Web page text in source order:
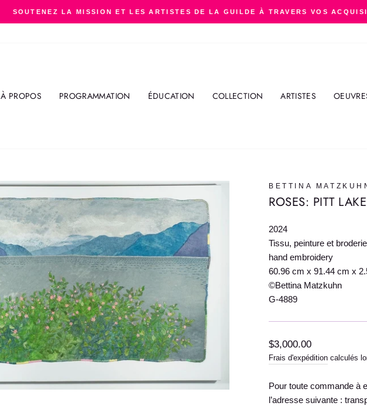
Diaporama
SOUTENEZ LA MISSION ET LES ARTISTES DE LA GUILDE À TRAVERS VOS
À PROPOS PROGRAMMATION ÉDUCATION COLLECTION ARTISTES
BETTINA
ROSES: PITT LAKE
2024
Tissu, peinture et
hand embroidery
60.96 cm x 91.44 cm x
©Bettina Matzkuhn
G-4889
Prix
régulier
$3,000.00
Frais d'expédition calculés
Pour toute commande à
l’adresse suivante :